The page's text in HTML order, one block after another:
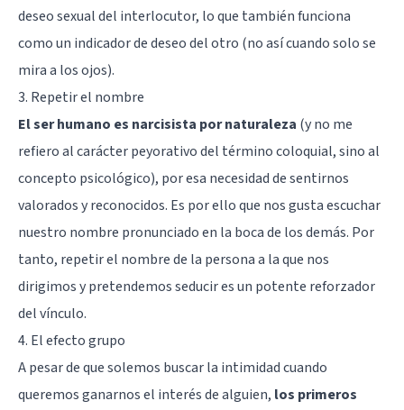
deseo sexual del interlocutor, lo que también funciona
como un indicador de deseo del otro (no así cuando solo se
mira a los ojos).
3. Repetir el nombre
El ser humano es narcisista por naturaleza (y no me
refiero al carácter peyorativo del término coloquial, sino al
concepto psicológico), por esa necesidad de sentirnos
valorados y reconocidos. Es por ello que nos gusta escuchar
nuestro nombre pronunciado en la boca de los demás. Por
tanto, repetir el nombre de la persona a la que nos
dirigimos y pretendemos seducir es un potente reforzador
del vínculo.
4. El efecto grupo
A pesar de que solemos buscar la intimidad cuando
queremos ganarnos el interés de alguien, los primeros